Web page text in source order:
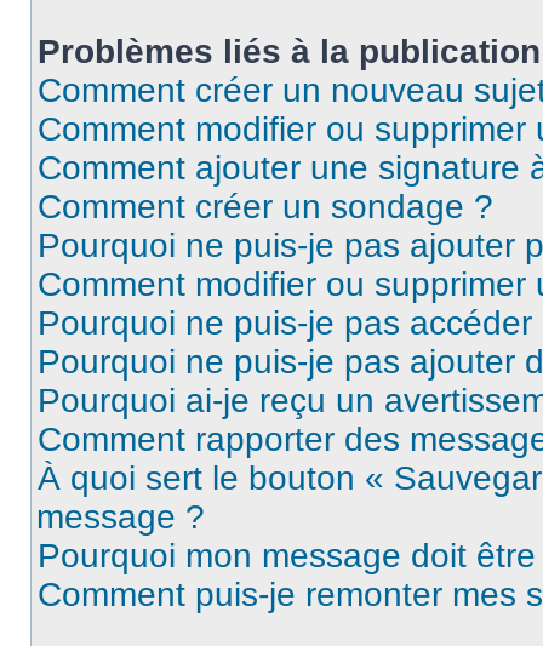
Problèmes liés à la
Comment créer un nouveau
Comment modifier ou supprimer
Comment ajouter une signature
Comment créer un sondage ?
Pourquoi ne puis-je pas ajouter
Comment modifier ou supprimer
Pourquoi ne puis-je pas
Pourquoi ne puis-je pas ajouter
Pourquoi ai-je reçu un
Comment rapporter des
À quoi sert le bouton «
message ?
Pourquoi mon message doit
Comment puis-je remonter mes